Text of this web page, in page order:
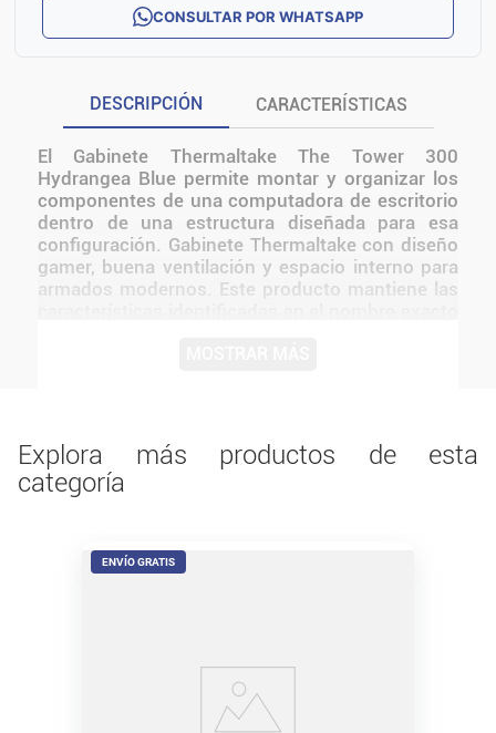
CONSULTAR POR WHATSAPP
DESCRIPCIÓN CARACTERÍSTICAS
El Gabinete Thermaltake The Tower 300
Hydrangea Blue permite montar y organizar los
componentes de una computadora de escritorio
dentro de una estructura diseñada para esa
configuración. Gabinete Thermaltake con diseño
gamer, buena ventilación y espacio interno para
armados modernos. Este producto mantiene las
alimentación y compatibilidad con el resto del
equipo.
Explora más productos de esta
categoría
ENVÍO GRATIS